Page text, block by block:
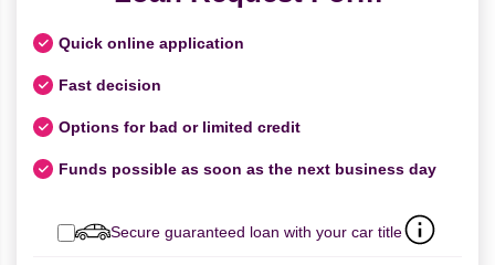
Quick online application
Fast decision
Options for bad or limited credit
Funds possible as soon as the next business day
Secure guaranteed loan with your car title